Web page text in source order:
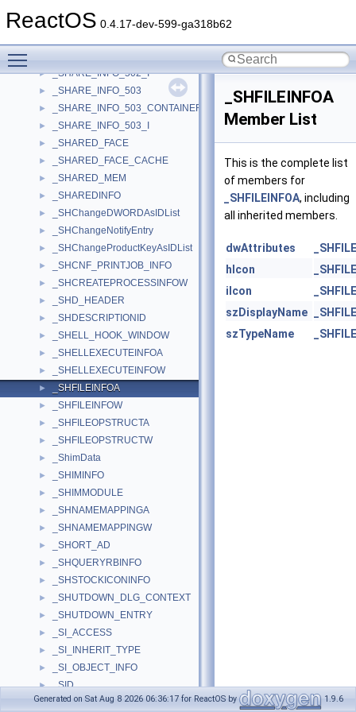
ReactOS 0.4.17-dev-599-ga318b62
► _SHARE_INFO_501_CONTAINER
► _SHARE_INFO_502_I
► _SHARE_INFO_503
► _SHARE_INFO_503_CONTAINER
► _SHARE_INFO_503_I
► _SHARED_FACE
► _SHARED_FACE_CACHE
► _SHARED_MEM
► _SHAREDINFO
► _SHChangeDWORDAsIDList
► _SHChangeNotifyEntry
► _SHChangeProductKeyAsIDList
► _SHCNF_PRINTJOB_INFO
► _SHCREATEPROCESSINFOW
► _SHD_HEADER
► _SHDESCRIPTIONID
► _SHELL_HOOK_WINDOW
► _SHELLEXECUTEINFOA
► _SHELLEXECUTEINFOW
► _SHFILEINFOA
► _SHFILEINFOW
► _SHFILEOPSTRUCTA
► _SHFILEOPSTRUCTW
► _ShimData
► _SHIMINFO
► _SHIMMODULE
► _SHNAMEMAPPINGA
► _SHNAMEMAPPINGW
► _SHORT_AD
► _SHQUERYRBINFO
► _SHSTOCKICONINFO
► _SHUTDOWN_DLG_CONTEXT
► _SHUTDOWN_ENTRY
► _SI_ACCESS
► _SI_INHERIT_TYPE
► _SI_OBJECT_INFO
► _SID
► _SID_2
_SHFILEINFOA
Member List
This is the complete list
of members for
_SHFILEINFOA, including
all inherited members.
dwAttributes
hIcon
iIcon
szDisplayName
szTypeName
Generated on Sat Aug 8 2026 06:36:17 for ReactOS by 1.9.6